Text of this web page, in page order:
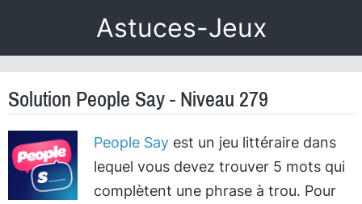
Astuces-Jeux
Solution People Say - Niveau 279
People Sayest un jeu littéraire dans
lequel vous devez trouver 5 mots qui
complètent une phrase à trou. Pour